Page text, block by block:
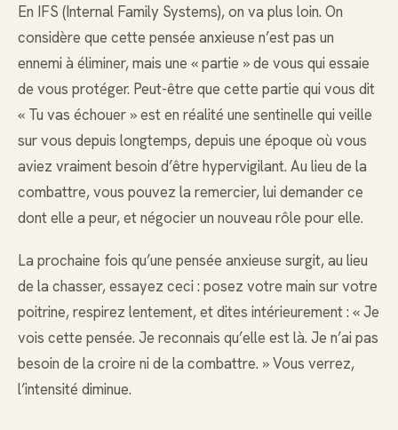
En IFS (Internal Family Systems), on va plus loin. On
considère que cette pensée anxieuse n’est pas un
ennemi à éliminer, mais une « partie » de vous qui essaie
de vous protéger. Peut-être que cette partie qui vous dit
« Tu vas échouer » est en réalité une sentinelle qui veille
sur vous depuis longtemps, depuis une époque où vous
aviez vraiment besoin d’être hypervigilant. Au lieu de la
combattre, vous pouvez la remercier, lui demander ce
dont elle a peur, et négocier un nouveau rôle pour elle.
La prochaine fois qu’une pensée anxieuse surgit, au lieu
de la chasser, essayez ceci : posez votre main sur votre
poitrine, respirez lentement, et dites intérieurement : « Je
vois cette pensée. Je reconnais qu’elle est là. Je n’ai pas
besoin de la croire ni de la combattre. » Vous verrez,
l’intensité diminue.